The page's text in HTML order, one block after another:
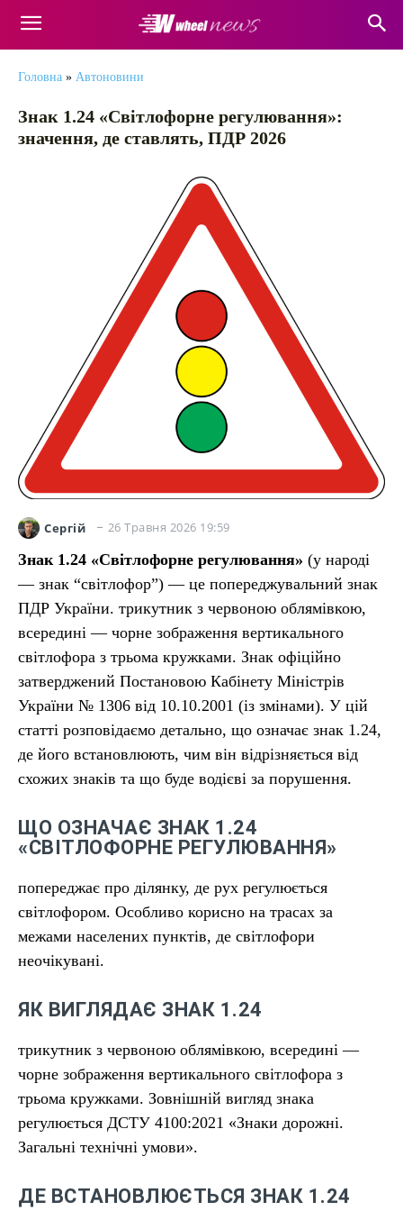
Головна » Автоновини
Знак 1.24 «Світлофорне регулювання»:
значення, де ставлять, ПДР 2026
Сергій 26 Травня 2026 19:59
Знак 1.24 «Світлофорне регулювання» (у народі
— знак “світлофор”) — це попереджувальний знак
ПДР України. трикутник з червоною облямівкою,
всередині — чорне зображення вертикального
світлофора з трьома кружками. Знак офіційно
затверджений Постановою Кабінету Міністрів
України № 1306 від 10.10.2001 (із змінами). У цій
статті розповідаємо детально, що означає знак 1.24,
де його встановлюють, чим він відрізняється від
схожих знаків та що буде водієві за порушення.
ЩО ОЗНАЧАЄ ЗНАК 1.24
«СВІТЛОФОРНЕ РЕГУЛЮВАННЯ»
попереджає про ділянку, де рух регулюється
світлофором. Особливо корисно на трасах за
межами населених пунктів, де світлофори
неочікувані.
ЯК ВИГЛЯДАЄ ЗНАК 1.24
трикутник з червоною облямівкою, всередині —
чорне зображення вертикального світлофора з
трьома кружками. Зовнішній вигляд знака
регулюється ДСТУ 4100:2021 «Знаки дорожні.
Загальні технічні умови».
ДЕ ВСТАНОВЛЮЄТЬСЯ ЗНАК 1.24